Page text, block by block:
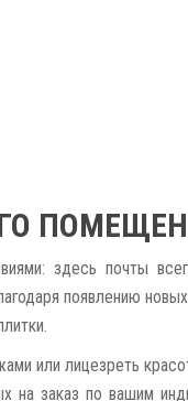
здесь почты
появлению
или лицезреть
на заказ по вашим